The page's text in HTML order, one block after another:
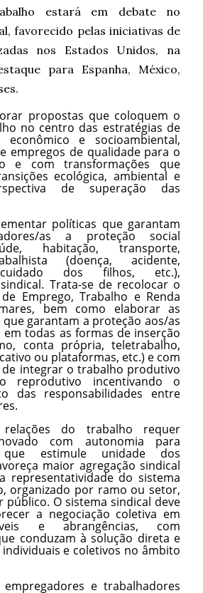
estará em debate no
favorecido pelas iniciativas de
nos Estados Unidos, na
para Espanha, México,
propostas que coloquem o
no centro das estratégias de
econômico e socioambiental,
empregos de qualidade para o
e com transformações que
ecológica, ambiental e
de superação das
políticas que garantam
as a proteção social
habitação, transporte,
(doença, acidente,
cuidado dos filhos, etc.),
Trata-se de recolocar o
Emprego, Trabalho e Renda
bem como elaborar as
garantam a proteção aos/as
todas as formas de inserção
conta própria, teletrabalho,
ou plataformas, etc.) e com
de integrar o trabalho produtivo
reprodutivo incentivando o
das responsabilidades entre
do trabalho requer
com autonomia para
que estimule unidade dos
maior agregação sindical
representatividade do sistema
organizado por ramo ou setor,
público. O sistema sindical deve
a negociação coletiva em
e abrangências, com
conduzam à solução direta e
e coletivos no âmbito
e trabalhadores